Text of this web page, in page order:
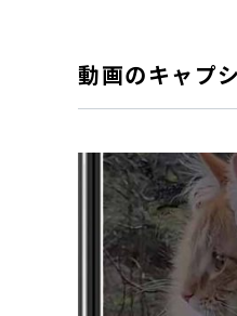
動画のキャプ